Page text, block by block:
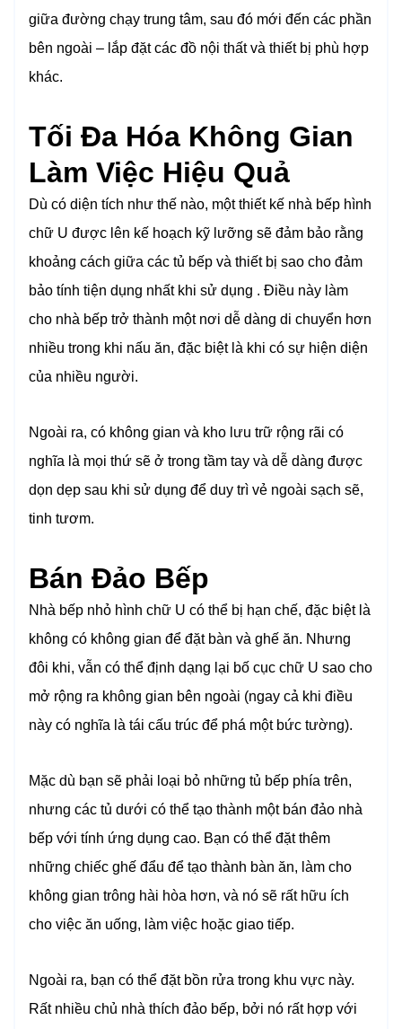
giữa đường chạy trung tâm, sau đó mới đến các phần
bên ngoài – lắp đặt các đồ nội thất và thiết bị phù hợp
khác.
Tối Đa Hóa Không Gian
Làm Việc Hiệu Quả
Dù có diện tích như thế nào, một thiết kế nhà bếp hình
chữ U được lên kế hoạch kỹ lưỡng sẽ đảm bảo rằng
khoảng cách giữa các tủ bếp và thiết bị sao cho đảm
bảo tính tiện dụng nhất khi sử dụng . Điều này làm
cho nhà bếp trở thành một nơi dễ dàng di chuyển hơn
nhiều trong khi nấu ăn, đặc biệt là khi có sự hiện diện
của nhiều người.
Ngoài ra, có không gian và kho lưu trữ rộng rãi có
nghĩa là mọi thứ sẽ ở trong tầm tay và dễ dàng được
dọn dẹp sau khi sử dụng để duy trì vẻ ngoài sạch sẽ,
tinh tươm.
Bán Đảo Bếp
Nhà bếp nhỏ hình chữ U có thể bị hạn chế, đặc biệt là
không có không gian để đặt bàn và ghế ăn. Nhưng
đôi khi, vẫn có thể định dạng lại bố cục chữ U sao cho
mở rộng ra không gian bên ngoài (ngay cả khi điều
này có nghĩa là tái cấu trúc để phá một bức tường).
Mặc dù bạn sẽ phải loại bỏ những tủ bếp phía trên,
nhưng các tủ dưới có thể tạo thành một bán đảo nhà
bếp với tính ứng dụng cao. Bạn có thể đặt thêm
những chiếc ghế đẩu để tạo thành bàn ăn, làm cho
không gian trông hài hòa hơn, và nó sẽ rất hữu ích
cho việc ăn uống, làm việc hoặc giao tiếp.
Ngoài ra, bạn có thể đặt bồn rửa trong khu vực này.
Rất nhiều chủ nhà thích đảo bếp, bởi nó rất hợp với